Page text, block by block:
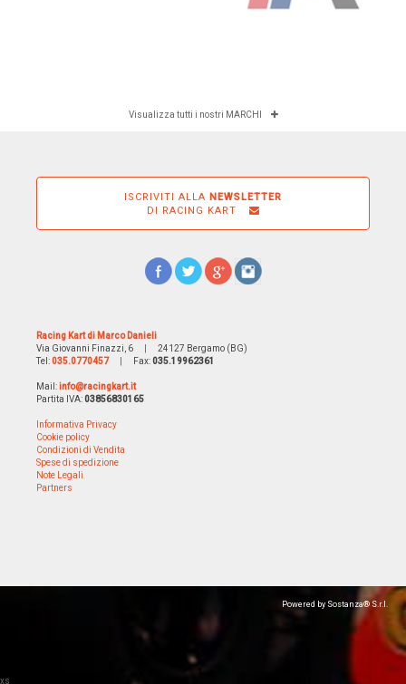
Visualizza tutti i nostri MARCHI
ISCRIVITI ALLA NEWSLETTER
DI RACING KART
Racing Kart di Marco Danieli
Via Giovanni Finazzi, 6
24127 Bergamo (BG)
Tel:035.0770457 Fax:035.19962361
Mail:info@racingkart.it
Partita IVA:03856830165
Informativa Privacy
Cookie policy
Condizioni di Vendita
Spese di spedizione
Note Legali
Partners
Powered by Sostanza® S.r.l.
xs